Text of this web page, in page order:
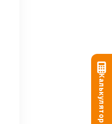
Калькулятор